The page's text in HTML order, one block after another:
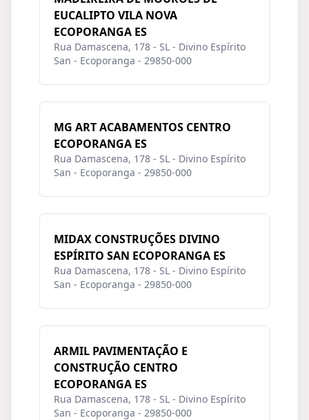
EUCALIPTO VILA NOVA
ECOPORANGA ES
Rua Damascena, 178 - SL - Divino Espírito
San - Ecoporanga - 29850-000
MG ART ACABAMENTOS CENTRO
ECOPORANGA ES
Rua Damascena, 178 - SL - Divino Espírito
San - Ecoporanga - 29850-000
MIDAX CONSTRUÇÕES DIVINO
ESPÍRITO SAN ECOPORANGA ES
Rua Damascena, 178 - SL - Divino Espírito
San - Ecoporanga - 29850-000
ARMIL PAVIMENTAÇÃO E
CONSTRUÇÃO CENTRO
ECOPORANGA ES
Rua Damascena, 178 - SL - Divino Espírito
San - Ecoporanga - 29850-000